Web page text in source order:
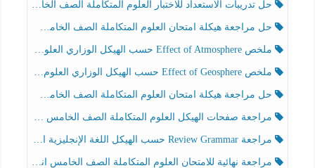
حل تدريبات الاستعداد للاختبار العلوم المتكاملة الصف الخامس عام الفصل الثالث
حل مراجعة هيكلة امتحان العلوم المتكاملة الصف الخامس انسبير الفصل الثالث
ملخص Effect of Atmosphere حسب الهيكل الوزاري العلوم المتكاملة الصف الخامس انسبير الفصل الثالث
ملخص Effect of Geosphere حسب الهيكل الوزاري العلوم المتكاملة الصف الخامس انسبير الفصل الثالث
حل مراجعة هيكلة امتحان العلوم المتكاملة الصف الخامس عام الفصل الثالث
مراجعة صفحات الهيكل العلوم المتكاملة الصف الخامس انسبير الفصل الثالث
مراجعة Review Grammar حسب الهيكل اللغة الإنجليزية الصف الخامس الفصل الثالث
مراجعة نهائية للامتحان العلوم المتكاملة الصف الخامس انسبير الفصل الثالث